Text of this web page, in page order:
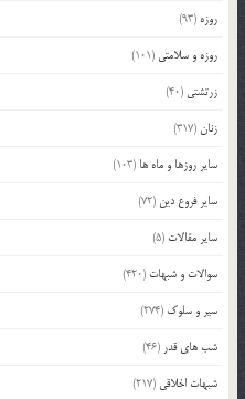
روزه (93)
روزه و سلامتی (101)
زرتشتی (40)
زنان(317)
سایر روزها و ماه ها (103)
سایر فروع دین (72)
سایر مقالات (5)
سوالات و شبهات (420)
سیر و سلوک (274)
شب های قدر (46)
شبهات اخلاقی (217)